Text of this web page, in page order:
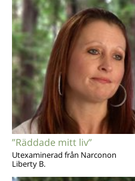
”Räddade mitt liv”
Utexaminerad från Narconon
Liberty B.